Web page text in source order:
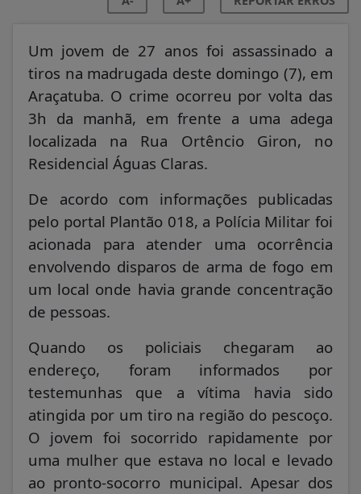
Um jovem de 27 anos foi assassinado a
tiros na madrugada deste domingo (7), em
Araçatuba. O crime ocorreu por volta das
3h da manhã, em frente a uma adega
localizada na Rua Ortêncio Giron, no
Residencial Águas Claras.
De acordo com informações publicadas
pelo portal Plantão 018, a Polícia Militar foi
acionada para atender uma ocorrência
envolvendo disparos de arma de fogo em
um local onde havia grande concentração
de pessoas.
Quando os policiais chegaram ao
endereço, foram informados por
testemunhas que a vítima havia sido
atingida por um tiro na região do pescoço.
O jovem foi socorrido rapidamente por
uma mulher que estava no local e levado
ao pronto-socorro municipal. Apesar dos